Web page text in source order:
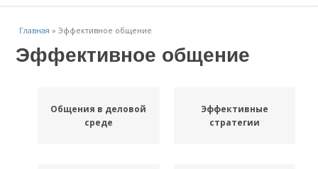
Главная »Эффективное общение
Эффективное общение
Общения в деловой
среде
Эффективные
стратегии